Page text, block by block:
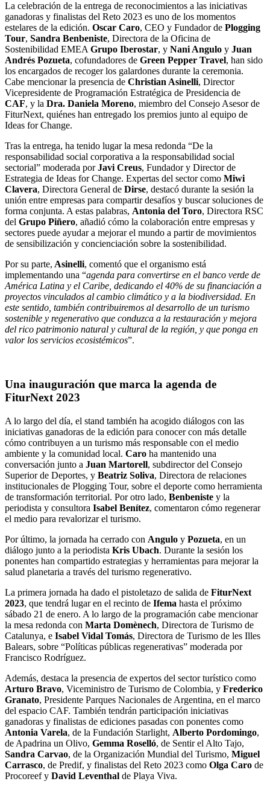
La celebración de la entrega de reconocimientos a las iniciativas
ganadoras y finalistas del Reto 2023 es uno de los momentos
estelares de la edición. Oscar Caro, CEO y Fundador de Plogging
Tour, Sandra Benbeniste, Directora de la Oficina de
Sostenibilidad EMEA Grupo Iberostar, y Nani Angulo y Juan
Andrés Pozueta, cofundadores de Green Pepper Travel, han sido
los encargados de recoger los galardones durante la ceremonia.
Cabe mencionar la presencia de Christian Asinelli, Director
Vicepresidente de Programación Estratégica de Presidencia de
CAF, y la Dra. Daniela Moreno, miembro del Consejo Asesor de
FiturNext, quiénes han entregado los premios junto al equipo de
Ideas for Change.
Tras la entrega, ha tenido lugar la mesa redonda “De la
responsabilidad social corporativa a la responsabilidad social
sectorial” moderada porJavi Creus, Fundador y Director de
Estrategia de Ideas for Change. Expertas del sector como Miwi
Clavera, Directora General de Dirse, destacó durante la sesión la
unión entre empresas para compartir desafíos y buscar soluciones de
forma conjunta. A estas palabras, Antonia del Toro, Directora RSC
del Grupo Piñero, añadió cómo la colaboración entre empresas y
sectores puede ayudar a mejorar el mundo a partir de movimientos
de sensibilización y concienciación sobre la sostenibilidad.
Por su parte, Asinelli, comentó que el organismo está
implementando una “agenda para convertirse en el banco verde de
América Latina y el Caribe, dedicando el 40% de su financiación a
proyectos vinculados al cambio climático y a la biodiversidad. En
este sentido, también contribuiremos al desarrollo de un turismo
sostenible y regenerativo que conduzca a la restauración y mejora
del rico patrimonio natural y cultural de la región, y que ponga en
valor los servicios ecosistémicos”.
Una inauguración que marca la agenda de
FiturNext 2023
A lo largo del día, el stand también ha acogido diálogos con las
iniciativas ganadoras de la edición para conocer con más detalle
cómo contribuyen a un turismo más responsable con el medio
ambiente y la comunidad local. Caro ha mantenido una
conversación junto a Juan Martorell, subdirector del Consejo
Superior de Deportes, y Beatriz Soliva, Directora de relaciones
institucionales de Plogging Tour, sobre el deporte como herramienta
de transformación territorial. Por otro lado, Benbeniste y la
periodista y consultora Isabel Benítez, comentaron cómo regenerar
el medio para revalorizar el turismo.
Por último, la jornada ha cerrado con Angulo y Pozueta, en un
diálogo junto a la periodista Kris Ubach. Durante la sesión los
ponentes han compartido estrategias y herramientas para mejorar la
salud planetaria a través del turismo regenerativo.
La primera jornada ha dado el pistoletazo de salida de FiturNext
2023, que tendrá lugar en el recinto de Ifema hasta el próximo
sábado 21 de enero. A lo largo de la programación cabe mencionar
la mesa redonda con Marta Domènech, Directora de Turismo de
Catalunya, e Isabel Vidal Tomás, Directora de Turismo de les Illes
Balears, sobre “Políticas públicas regenerativas” moderada por
Francisco Rodríguez.
Además, destaca la presencia de expertos del sector turístico como
Arturo Bravo, Viceministro de Turismo de Colombia, y Frederico
Granato, Presidente Parques Nacionales de Argentina, en el marco
del espacio CAF. También tendrán participación iniciativas
ganadoras y finalistas de ediciones pasadas con ponentes como
Antonia Varela, de la Fundación Starlight, Alberto Pordomingo,
de Apadrina un Olivo, Gemma Roselló, de Sentir el Alto Tajo,
Sandra Carvao, de la Organización Mundial del Turismo, Miguel
Carrasco, de Predif, y finalistas del Reto 2023 como Olga Caro de
Procoreef y David Leventhal de Playa Viva.